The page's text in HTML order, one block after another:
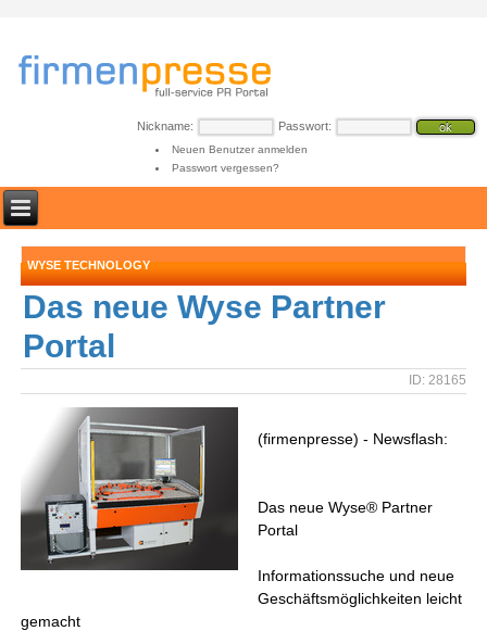
Nickname: Passwort:
Neuen Benutzer anmelden
Passwort vergessen?
WYSE TECHNOLOGY
Das neue Wyse Partner
Portal
ID: 28165
(firmenpresse) - Newsflash:
Das neue Wyse® Partner
Portal
Informationssuche und neue
Geschäftsmöglichkeiten leicht
gemacht